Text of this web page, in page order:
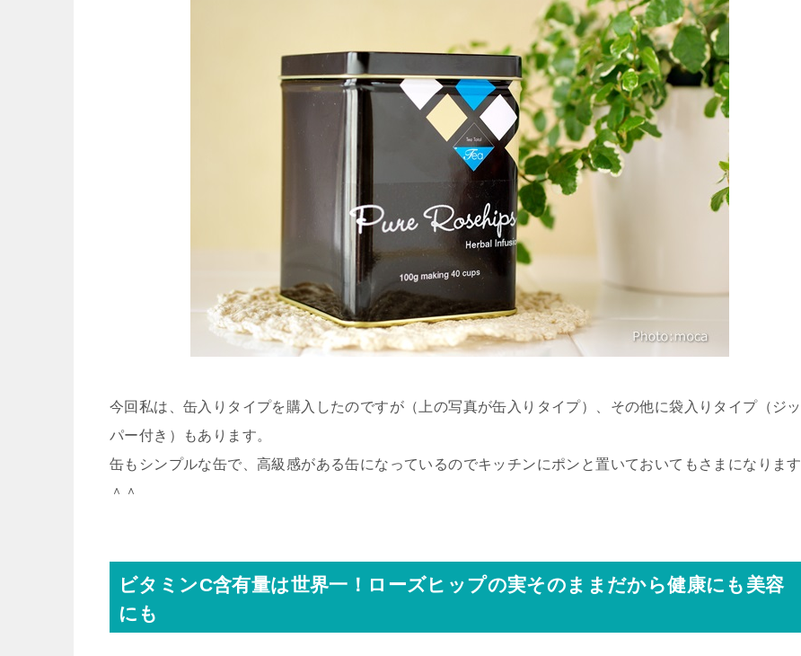
今回私は、缶入りタイプを購入したのですが（上の写真が缶入りタイプ）、その他に袋入りタイプ（ジッ
パー付き）もあります。
缶もシンプルな缶で、高級感がある缶になっているのでキッチンにポンと置いておいてもさまになります
＾＾
ビタミンC含有量は世界一！ローズヒップの実そのままだから健康にも美容
にも